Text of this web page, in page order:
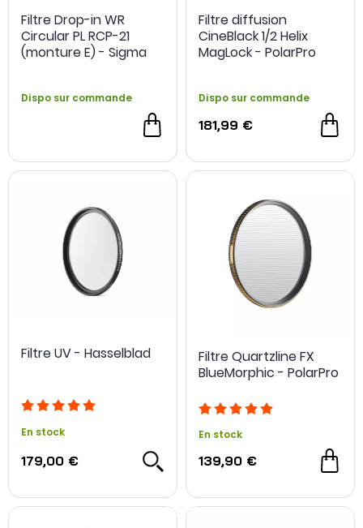
Filtre Drop-in WR
Circular PL RCP-21
(monture E) - Sigma
Dispo sur commande
Filtre diffusion
CineBlack 1/2 Helix
MagLock - PolarPro
Dispo sur commande
181,99 €
Filtre UV - Hasselblad
En stock
179,00 €
Filtre Quartzline FX
BlueMorphic - PolarPro
En stock
139,90 €